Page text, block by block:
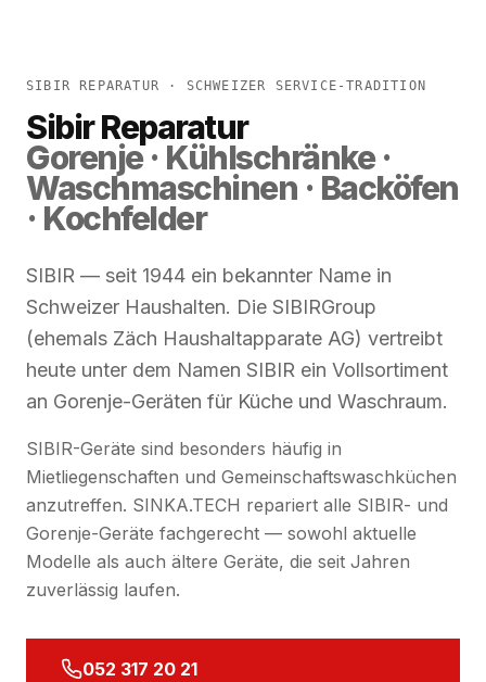
SIBIR REPARATUR · SCHWEIZER SERVICE-TRADITION
Sibir Reparatur
Gorenje · Kühlschränke ·
Waschmaschinen · Backöfen
· Kochfelder
SIBIR — seit 1944 ein bekannter Name in
Schweizer Haushalten. Die SIBIRGroup
(ehemals Zäch Haushaltapparate AG) vertreibt
heute unter dem Namen SIBIR ein Vollsortiment
an Gorenje-Geräten für Küche und Waschraum.
SIBIR-Geräte sind besonders häufig in
Mietliegenschaften und Gemeinschaftswaschküchen
anzutreffen. SINKA.TECH repariert alle SIBIR- und
Gorenje-Geräte fachgerecht — sowohl aktuelle
Modelle als auch ältere Geräte, die seit Jahren
zuverlässig laufen.
052 317 20 21